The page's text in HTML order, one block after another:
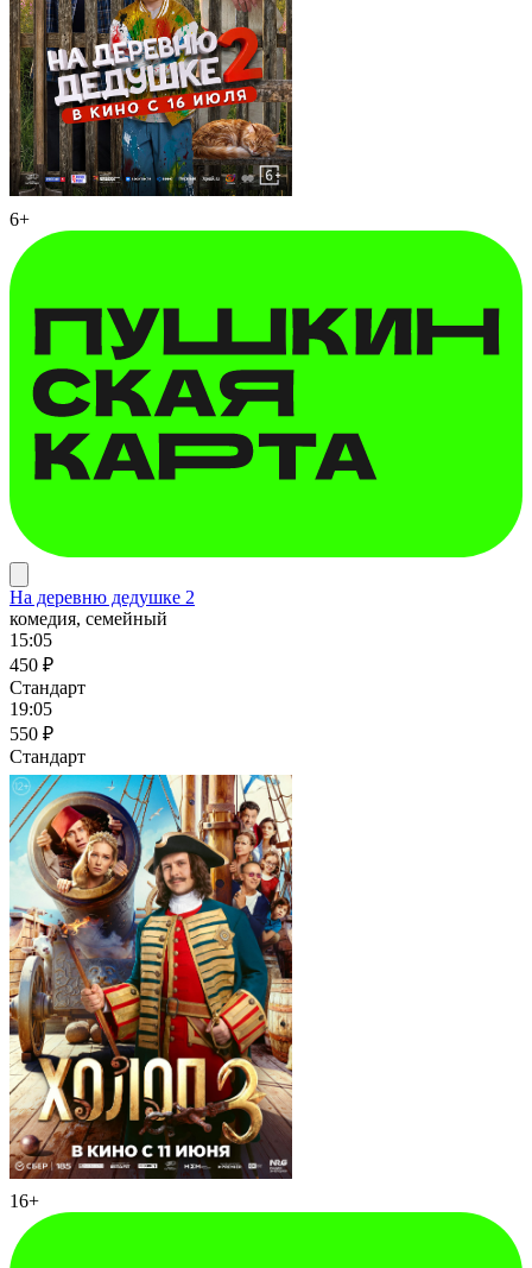
6+
На деревню дедушке 2
комедия, семейный
15:05
450 ₽
Стандарт
19:05
550 ₽
Стандарт
16+